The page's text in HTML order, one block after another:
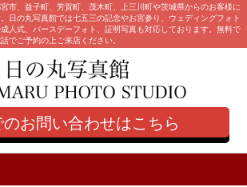
市、益子町、芳賀町、茂木町、上三川町や茨城県からのお客様に
日の丸写真館では七五三の記念やお宮参り、ウェディングフォト
人式、バースデーフォト、証明写真も対応しております。無料で
でご予約の上ご来店ください。
のお問い合わせはこちら